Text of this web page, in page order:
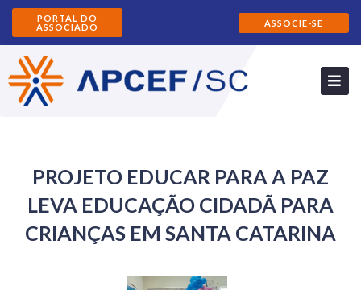
PORTAL DO
ASSOCIADO
ASSOCIE-SE
PROJETO EDUCAR PARA A PAZ
LEVA EDUCAÇÃO CIDADÃ PARA
CRIANÇAS EM SANTA CATARINA